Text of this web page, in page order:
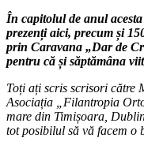
În capitolul de anul
prezenți aici, precum și
prin Caravana „Dar de
pentru că și săptămâna
Toți ați scris scrisori către
Asociația „Filantropia
mare din Timișoara,
tot posibilul să vă facem o